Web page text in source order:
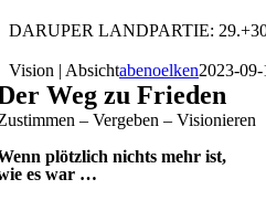
DARUPER LANDPARTIE:
Vision | Absichtabenoelken2023-
Weg zu Frieden
– Vergeben – Visionieren
plötzlich nichts mehr ist,
es war …